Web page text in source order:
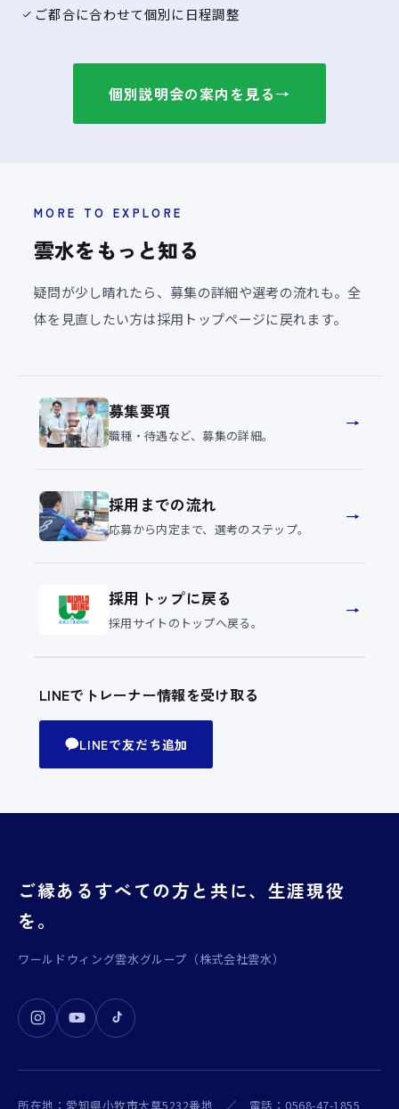
ご都合に合わせて個別に日程調整
個別説明会の案内を見る→
MORE TO EXPLORE
雲水をもっと知る
疑問が少し晴れたら、募集の詳細や選考の流れも。全
体を見直したい方は採用トップページに戻れます。
募集要項
職種・待遇など、募集の詳細。
→
採用までの流れ
応募から内定まで、選考のステップ。
→
採用トップに戻る
採用サイトのトップへ戻る。
→
LINEでトレーナー情報を受け取る
LINEで友だち追加
ご縁あるすべての方と共に、生涯現役
を。
ワールドウィング雲水グループ（株式会社雲水）
所在地：愛知県小牧市大草5232番地 ／ 電話：0568-47-1855